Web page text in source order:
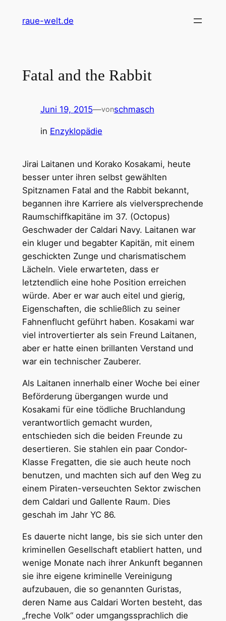
Inhaltraue-welt.de
Fatal and the Rabbit
Juni 19, 2015—vonschmasch
in Enzyklopädie
Jirai Laitanen und Korako Kosakami, heute
besser unter ihren selbst gewählten
Spitznamen Fatal and the Rabbit bekannt,
begannen ihre Karriere als vielversprechende
Raumschiffkapitäne im 37. (Octopus)
Geschwader der Caldari Navy. Laitanen war
ein kluger und begabter Kapitän, mit einem
geschickten Zunge und charismatischem
Lächeln. Viele erwarteten, dass er
letztendlich eine hohe Position erreichen
würde. Aber er war auch eitel und gierig,
Eigenschaften, die schließlich zu seiner
Fahnenflucht geführt haben. Kosakami war
viel introvertierter als sein Freund Laitanen,
aber er hatte einen brillanten Verstand und
war ein technischer Zauberer.
Als Laitanen innerhalb einer Woche bei einer
Beförderung übergangen wurde und
Kosakami für eine tödliche Bruchlandung
verantwortlich gemacht wurden,
entschieden sich die beiden Freunde zu
desertieren. Sie stahlen ein paar Condor-
Klasse Fregatten, die sie auch heute noch
benutzen, und machten sich auf den Weg zu
einem Piraten-verseuchten Sektor zwischen
dem Caldari und Gallente Raum. Dies
geschah im Jahr YC 86.
Es dauerte nicht lange, bis sie sich unter den
kriminellen Gesellschaft etabliert hatten, und
wenige Monate nach ihrer Ankunft begannen
sie ihre eigene kriminelle Vereinigung
aufzubauen, die so genannten Guristas,
deren Name aus Caldari Worten besteht, das
„freche Volk“ oder umgangssprachlich die